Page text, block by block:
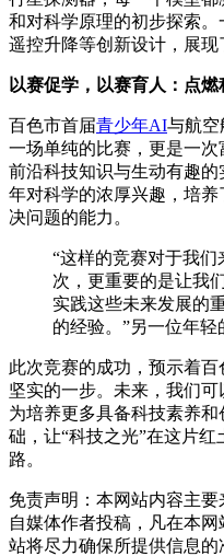
和对科学原理的初步探索。
遥控升降等创新设计，展现
以赛促学，以赛育人：点
百色市首届青少年AI与航空
一场单纯的比赛，更是一
前沿科技知识与生动有趣
年对科学的浓厚兴趣，培
决问题的能力。
“这样的竞赛对于我
次，更重要的是让我
实践这些未来发展的
的经验。”另一位年轻
此次竞赛的成功，预示着
坚实的一步。未来，我们可
为培养更多具备科技素养
础，让“科技之光”在这片
路。
免责声明：本网站内容主
自媒体作者投稿，凡在本
站将尽力确保所提供信息